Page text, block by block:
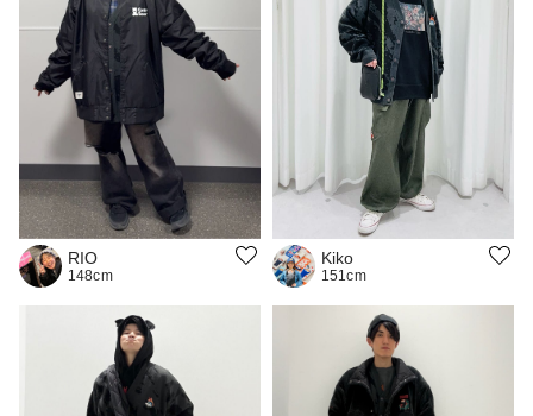
RIO
148cm
Kiko
151cm